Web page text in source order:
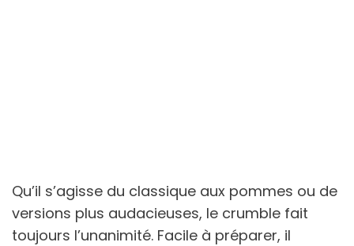
Qu’il s’agisse du classique aux pommes ou de
versions plus audacieuses, le crumble fait
toujours l’unanimité. Facile à préparer, il